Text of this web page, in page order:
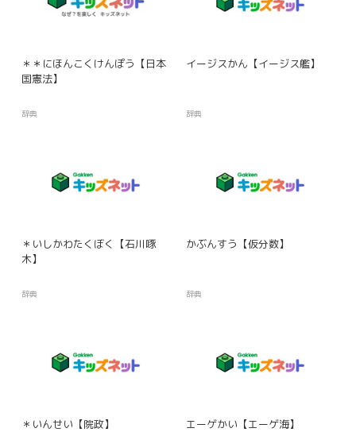
＊＊にほんこくけんぽう【日本
国憲法】
辞典
イージスかん【イージス艦】
辞典
＊いしかわたくぼく【石川啄
木】
辞典
かぶんすう【仮分数】
辞典
＊いんせい【院政】 エーゲかい【エーゲ海】